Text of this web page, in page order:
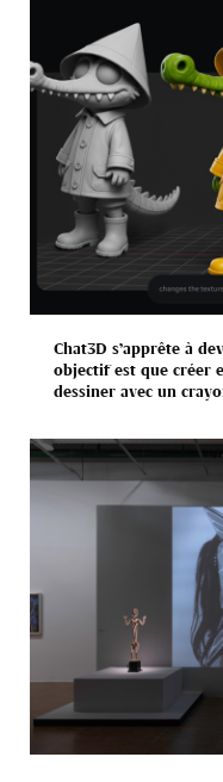
Chat3D s’apprête à
objectif est que créer
dessiner avec un